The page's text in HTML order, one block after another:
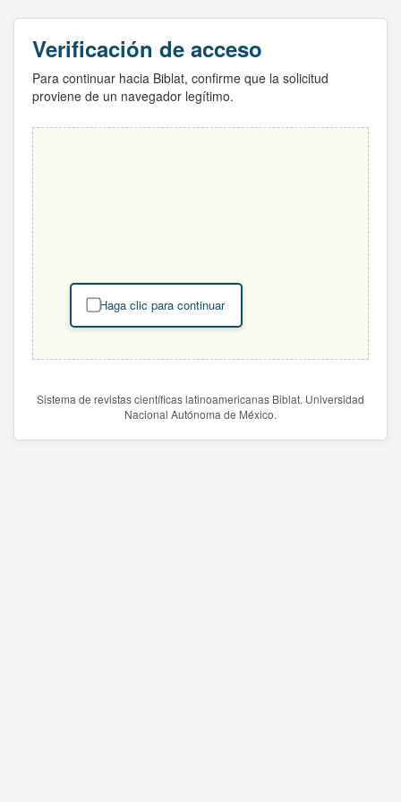
Verificación de acceso
Para continuar hacia Biblat, confirme que la solicitud
proviene de un navegador legítimo.
Haga clic para continuar
Sistema de revistas científicas latinoamericanas Biblat. Universidad
Nacional Autónoma de México.